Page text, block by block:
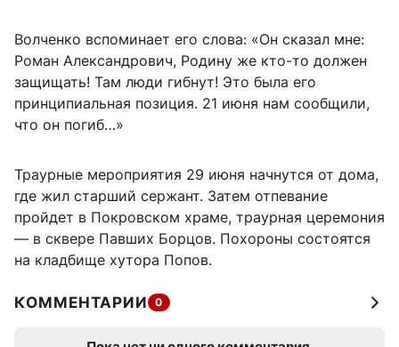
Волченко вспоминает его слова: «Он сказал мне:
Роман Александрович, Родину же кто-то должен
защищать! Там люди гибнут! Это была его
принципиальная позиция. 21 июня нам сообщили,
что он погиб…»
Траурные мероприятия 29 июня начнутся от дома,
где жил старший сержант. Затем отпевание
пройдет в Покровском храме, траурная церемония
— в сквере Павших Борцов. Похороны состоятся
на кладбище хутора Попов.
КОММЕНТАРИИ 0